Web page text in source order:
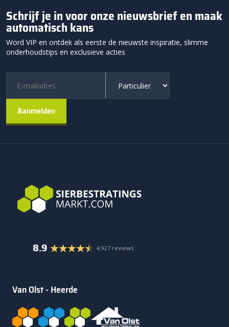
Schrijf je in voor onze nieuwsbrief en maak
automatisch kans
Word VIP en ontdek als eerste de nieuwste inspiratie, slimme
onderhoudstips en exclusieve acties
8.9 4.927 reviews
Van Olst - Heerde